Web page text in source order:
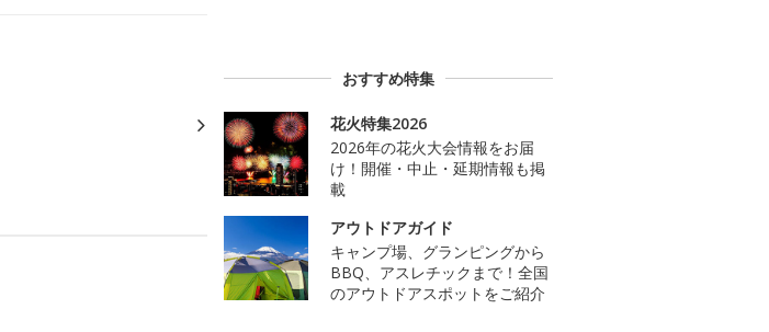
おすすめ特集
花火特集2026
2026年の花火大会情報をお届
け！開催・中止・延期情報も掲
載
アウトドアガイド
キャンプ場、グランピングから
BBQ、アスレチックまで！全国
のアウトドアスポットをご紹介